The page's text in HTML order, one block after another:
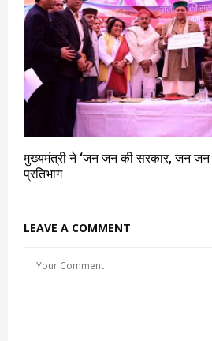
मुख्यमंत्री ने ‘जन जन की सरकार, जन जन के
प्रतिभाग
LEAVE A COMMENT